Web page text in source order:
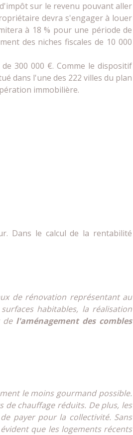
sur le revenu pouvant aller
devra s'engager à louer
à 18 % pour une période de
des niches fiscales de 10 000
300 000 €. Comme le dispositif
dans l'une des 222 villes du plan
immobilière.
Dans le calcul de la rentabilité
de rénovation représentant au
habitables, la réalisation
de l'aménagement des combles
le moins gourmand possible.
chauffage réduits. De plus, les
payer pour la collectivité. Sans
que les logements récents